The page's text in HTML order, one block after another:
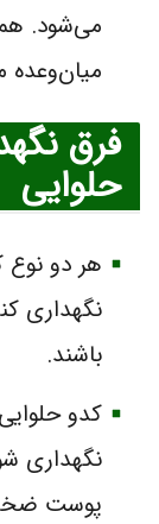
می‌شود.
فرق
حلوایی
هر دو
نگهداری
باشند.
کدو
نگهداری
پوست